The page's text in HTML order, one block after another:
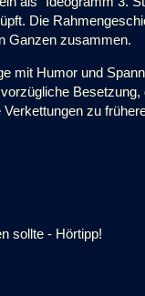
Die
Ganzen zusammen.
mit Humor und
zu
sollte - Hörtipp!